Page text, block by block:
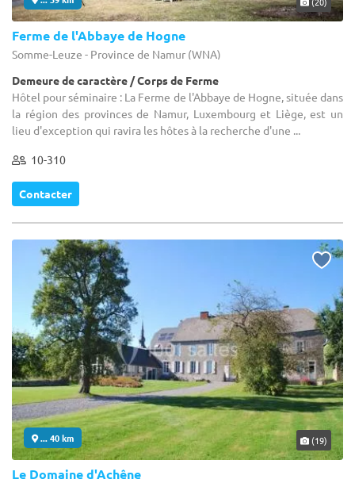
Ferme de l'Abbaye de Hogne
Somme-Leuze - Province de Namur (WNA)
Demeure de caractère / Corps de Ferme
Hôtel pour séminaire : La Ferme de l'Abbaye de Hogne, située dans
la région des provinces de Namur, Luxembourg et Liège, est un
lieu d'exception qui ravira les hôtes à la recherche d'une ...
10-310
Contacter
... 40 km (19)
Le Domaine d'Achêne